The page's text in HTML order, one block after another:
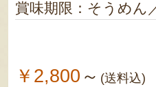
賞味期限：そうめん
￥2,800 ～ (送料込)